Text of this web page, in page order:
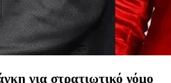
για στρατιωτικό νόμο